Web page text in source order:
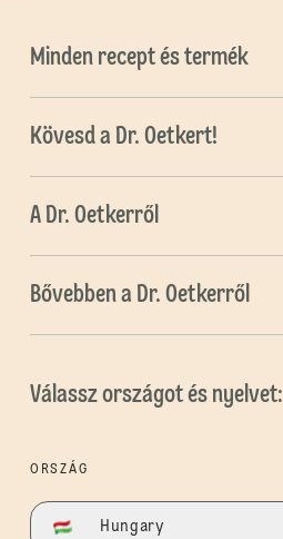
Minden recept és termék
Kövesd a Dr. Oetkert!
A Dr. Oetkerről
Bővebben a Dr. Oetkerről
Válassz országot és nyelvet:
ORSZÁG
Hungary